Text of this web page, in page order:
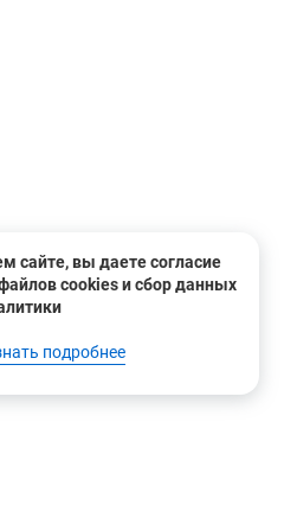
сайте, вы даете согласие
cookies и сбор данных
подробнее